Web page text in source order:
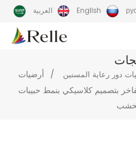
العربية English
دور رعاية المسنين / أرضيات
بتصميم كلاسيكي بنمط حبيبات